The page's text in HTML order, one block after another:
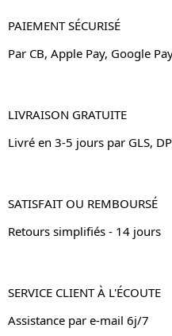
PAIEMENT SÉCURISÉ
Par CB, Apple Pay, Google
LIVRAISON GRATUITE
Livré en 3-5 jours par GLS,
SATISFAIT OU REMBOURSÉ
Retours simplifiés - 14 jours
SERVICE CLIENT À L'ÉCOUTE
Assistance par e-mail 6j/7